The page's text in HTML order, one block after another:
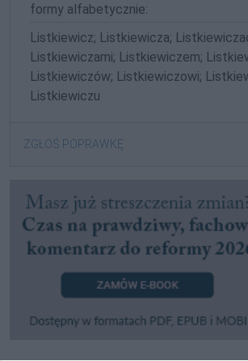
formy alfabetycznie:
Listkiewicz; Listkiewicza;
Listkiewiczami; Listkiewiczem;
Listkiewiczów; Listkiewiczowi;
Listkiewiczu
ZGŁOŚ POPRAWKĘ